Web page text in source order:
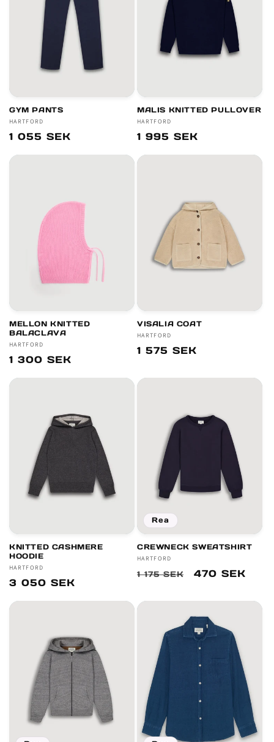
GYM PANTS
Säljare:
HARTFORD
Ordinarie
1 055 SEK
MALIS KNITTED PULLOVER
Säljare:
HARTFORD
Ordinarie
1 995 SEK
MELLON KNITTED
BALACLAVA
Säljare:
HARTFORD
Ordinarie
1 300 SEK
VISALIA COAT
Säljare:
HARTFORD
Ordinarie
1 575 SEK
KNITTED CASHMERE
HOODIE
Säljare:
HARTFORD
Ordinarie
3 050 SEK
Rea
CREWNECK SWEATSHIRT
Säljare:
HARTFORD
Ordinarie
1 175 SEK 470 SEK